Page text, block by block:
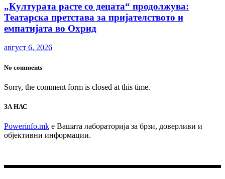
„Културата расте со децата“ продолжува:
Театарска претстава за пријателството и
емпатијата во Охрид
август 6, 2026
No comments
Sorry, the comment form is closed at this time.
ЗА НАС
Powerinfo.mk e Вашата лабораторија за брзи, доверливи и
објективни информации.